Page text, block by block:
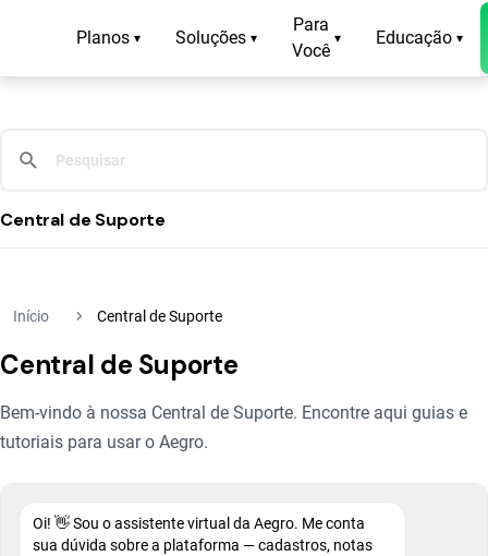
Planos ▾ Soluções ▾
Para
Você
▾ Educação ▾
Central de Suporte
Início navigate_next Central de Suporte
Central de Suporte
Bem-vindo à nossa Central de Suporte. Encontre aqui guias e
tutoriais para usar o Aegro.
Oi! 👋 Sou o assistente virtual da Aegro. Me conta
sua dúvida sobre a plataforma — cadastros, notas